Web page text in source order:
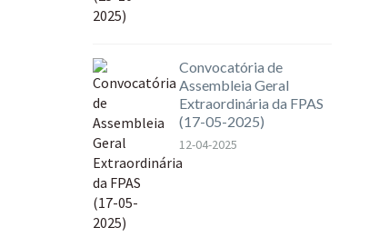
Convocatória de
Assembleia Geral
Extraordinária da FPAS
(17-05-2025)
12-04-2025